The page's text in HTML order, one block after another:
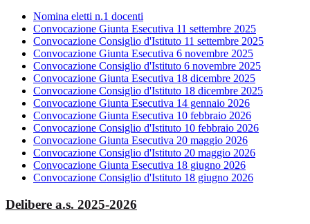
Nomina eletti n.1 docenti
Convocazione Giunta Esecutiva 11 settembre 2025
Convocazione Consiglio d'Istituto 11 settembre 2025
Convocazione Giunta Esecutiva 6 novembre 2025
Convocazione Consiglio d'Istituto 6 novembre 2025
Convocazione Giunta Esecutiva 18 dicembre 2025
Convocazione Consiglio d'Istituto 18 dicembre 2025
Convocazione Giunta Esecutiva 14 gennaio 2026
Convocazione Giunta Esecutiva 10 febbraio 2026
Convocazione Consiglio d'Istituto 10 febbraio 2026
Convocazione Giunta Esecutiva 20 maggio 2026
Convocazione Consiglio d'Istituto 20 maggio 2026
Convocazione Giunta Esecutiva 18 giugno 2026
Convocazione Consiglio d'Istituto 18 giugno 2026
Delibere a.s. 2025-2026